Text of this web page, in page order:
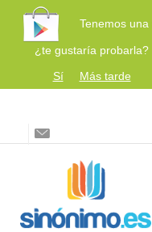
Tenemos una
¿te gustaría probarla?
Sí
Más tarde